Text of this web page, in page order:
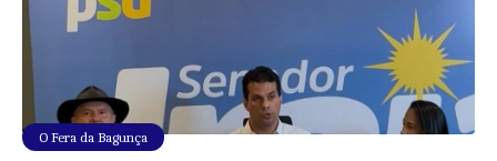
O Fera da Bagunça